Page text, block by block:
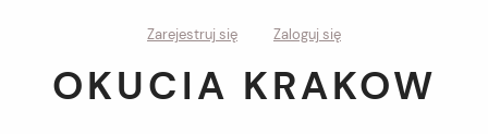
Zarejestruj się Zaloguj się
OKUCIA KRAKOW